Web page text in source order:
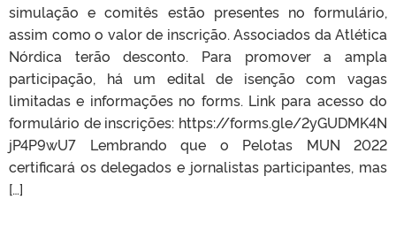
simulação e comitês estão presentes no formulário,
assim como o valor de inscrição. Associados da Atlética
Nórdica terão desconto. Para promover a ampla
participação, há um edital de isenção com vagas
limitadas e informações no forms. Link para acesso do
formulário de inscrições: https://forms.gle/2yGUDMK4N
jP4P9wU7 Lembrando que o Pelotas MUN 2022
certificará os delegados e jornalistas participantes, mas
[…]